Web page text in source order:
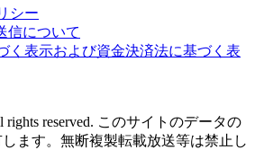
シー
信について
く表示および資金決済法に基づく表
reserved. このサイトのデータの
ます。無断複製転載放送等は禁止し